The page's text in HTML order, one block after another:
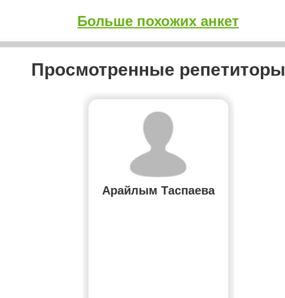
Больше похожих анкет
Просмотренные репетиторы
Арайлым Таспаева